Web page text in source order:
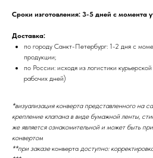
Сроки изготовления: 3-5 дней с момента
Доставка:
по городу Санкт-Петербург: 1-2 дня с
продукции;
по России: исходя из логистики
рабочих дней)
*визуализация конверта представленного на
крепление клапана в виде бумажной ленты,
же является ознакомительной и может быть
конвертом
**при заказеконверта доступно: